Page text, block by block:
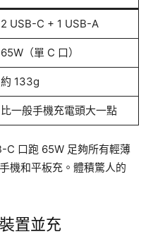
2 USB-C + 1 USB-A
65W（單 C 口）
約 133g
比一般手機充電頭大一點
C 口跑 65W 足夠所有輕薄
機和平板充。體積驚人的
置並充